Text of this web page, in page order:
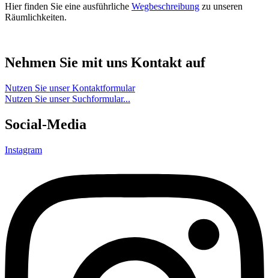
Hier finden Sie eine ausführliche Wegbeschreibung zu unseren
Räumlichkeiten.
Nehmen Sie mit uns Kontakt auf
Nutzen Sie unser Kontaktformular
Nutzen Sie unser Suchformular...
Social-Media
Instagram